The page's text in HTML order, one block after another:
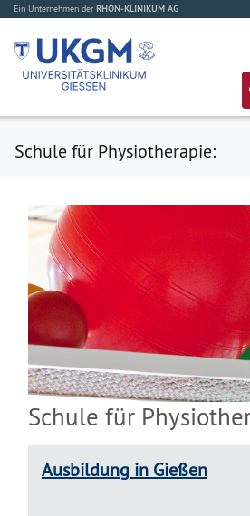
Ein Unternehmen der RHÖN-KLINIKUM AG
Schule für Physiotherapie:
Schule für
Ausbildung in Gießen